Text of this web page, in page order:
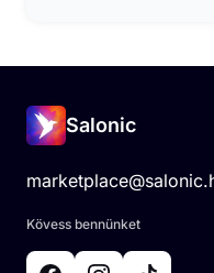
Salonic
Kövess bennünket